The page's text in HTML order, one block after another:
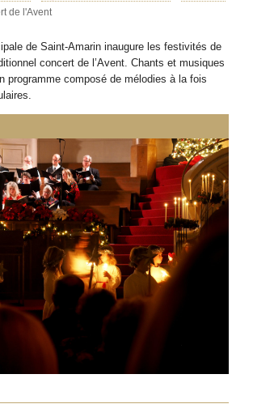
de l'Avent
de Saint-Amarin inaugure les festivités de
concert de l’Avent. Chants et musiques
programme composé de mélodies à la fois